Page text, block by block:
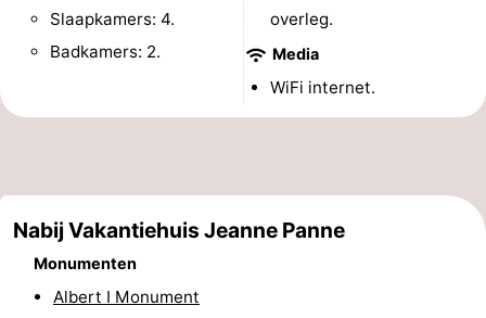
doen
Monumenten
-
-
Boerderijen
Slaapkamers: 4.
Badkamers: 2.
overleg.
Media
WiFi internet.
Nabij Vakantiehuis Jeanne Panne
Monumenten
Albert I Monument